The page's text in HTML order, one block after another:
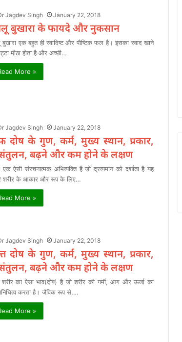
Jagdev Singh January 22, 2018
बुखारा के फायदे और नुकसान
एक बहुत ही स्वादिष्ट और पौष्टिक फल है। इसका स्वाद खाने
मीठा होता है और अच्छी…
More »
Jagdev Singh January 22, 2018
दोष के गुण, कर्म, मुख्य स्थान, प्रकार,
बढ़ने और कम होने के लक्षण
ऐसी संरचनात्मक अभिव्यक्ति है जो द्रव्यमान को दर्शाता है यह
शरीर के आकार और रूप के लिए…
More »
Jagdev Singh January 22, 2018
दोष के गुण, कर्म, मुख्य स्थान, प्रकार,
बढ़ने और कम होने के लक्षण
शरीर का ऐसा भाव(दोष) है जो शरीर की गर्मी, आग और ऊर्जा का
करता है। जैविक रूप से,…
More »